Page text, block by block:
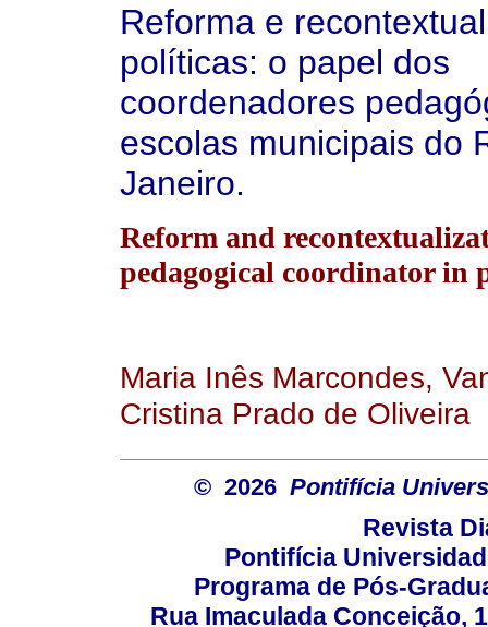
Reforma e
políticas: o papel dos
coordenadores
escolas municipais do
Janeiro.
Reform and
pedagogical coordinator in
Maria Inês Marcondes,
Cristina Prado de Oliveira
© 2026 Pontifícia
Revista
Pontifícia
Programa de Pós-
Rua Imaculada Conceição,